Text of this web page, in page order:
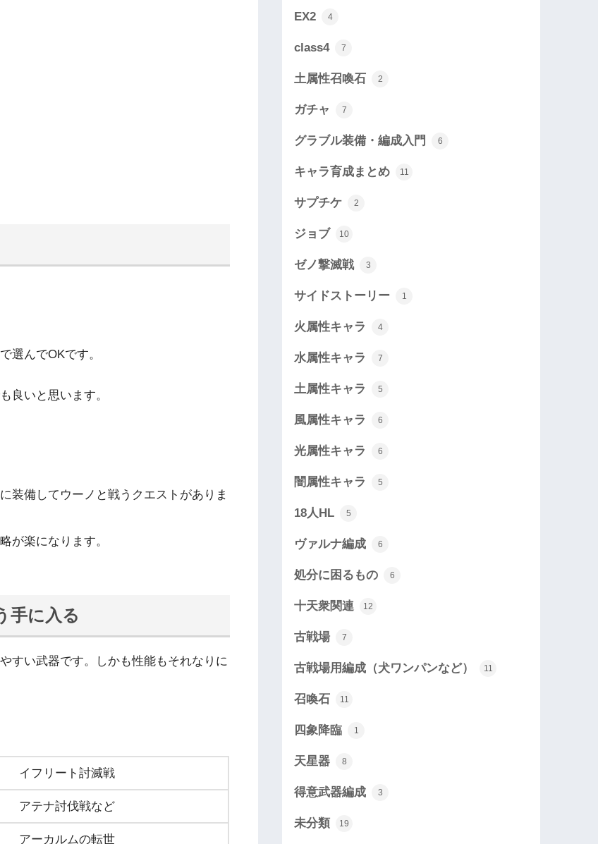
選んでOKです。
良いと思います。
装備してウーノと戦うクエストがありま
が楽になります。
手に入る
すい武器です。しかも性能もそれなりに
イフリート討滅戦
アテナ討伐戦など
アーカルムの転世
EX2 4
class4 7
土属性召喚石 2
ガチャ 7
グラブル装備・編成入門 6
キャラ育成まとめ 11
サプチケ 2
ジョブ 10
ゼノ撃滅戦 3
サイドストーリー 1
火属性キャラ 4
水属性キャラ 7
土属性キャラ 5
風属性キャラ 6
光属性キャラ 6
闇属性キャラ 5
18人HL 5
ヴァルナ編成 6
処分に困るもの 6
十天衆関連 12
古戦場 7
古戦場用編成（犬ワンパンなど） 11
召喚石 11
四象降臨 1
天星器 8
得意武器編成 3
未分類 19